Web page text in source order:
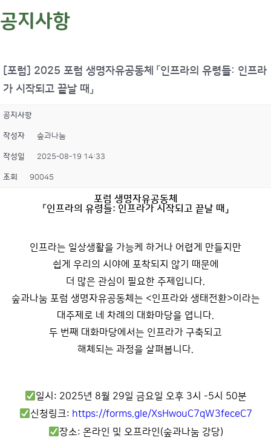
공지사항
[포럼] 2025 포럼 생명자유공동체 「인프라의 유령들: 인프라
가 시작되고 끝날 때」
공지사항
작성자 숲과나눔
작성일 2025-08-19 14:33
조회 90045
포럼 생명자유공동체
「인프라의 유령들: 인프라가 시작되고 끝날 때」
인프라는 일상생활을 가능케 하거나 어렵게 만들지만
쉽게 우리의 시야에 포착되지 않기 때문에
더 많은 관심이 필요한 주제입니다.
숲과나눔 포럼 생명자유공동체는 <인프라와 생태전환>이라는
대주제로 네 차례의 대화마당을 엽니다.
두 번째 대화마당에서는 인프라가 구축되고
해체되는 과정을 살펴봅니다.
일시: 2025년 8월 29일 금요일 오후 3시 -5시 50분
신청링크: https://forms.gle/XsHwouC7qW3feceC7
장소: 온라인 및 오프라인(숲과나눔 강당)